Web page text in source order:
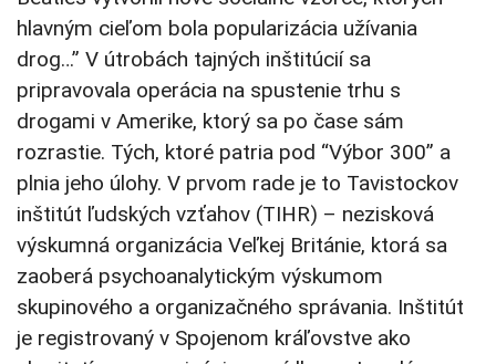
hlavným cieľom bola popularizácia užívania
drog…” V útrobách tajných inštitúcií sa
pripravovala operácia na spustenie trhu s
drogami v Amerike, ktorý sa po čase sám
rozrastie. Tých, ktoré patria pod “Výbor 300” a
plnia jeho úlohy. V prvom rade je to Tavistockov
inštitút ľudských vzťahov (TIHR) – nezisková
výskumná organizácia Veľkej Británie, ktorá sa
zaoberá psychoanalytickým výskumom
skupinového a organizačného správania. Inštitút
je registrovaný v Spojenom kráľovstve ako